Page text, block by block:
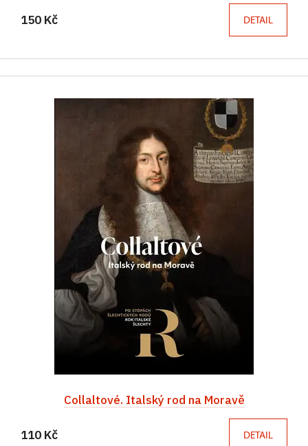
150 Kč DETAIL
Collaltové. Italský rod na Moravě
110 Kč DETAIL